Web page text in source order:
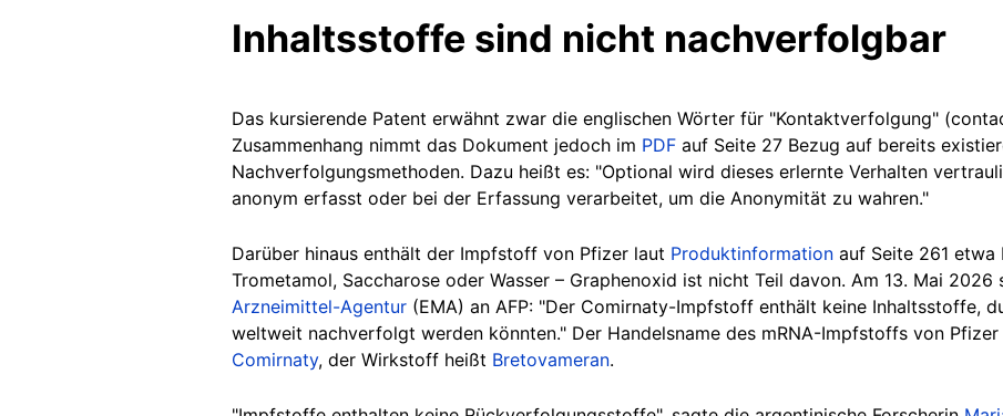
Inhaltsstoffe sind nicht nachverfolgbar
Das kursierende Patent erwähnt zwar die englischen Wörter für "Kontaktverfolgung"
Zusammenhang nimmt das Dokument jedoch im PDF auf Seite 27 Bezug auf bereits
Nachverfolgungsmethoden. Dazu heißt es: "Optional wird dieses erlernte Verhalten
anonym erfasst oder bei der Erfassung verarbeitet, um die Anonymität zu wahren."
Darüber hinaus enthält der Impfstoff von Pfizer laut Produktinformation auf Seite 261
Trometamol, Saccharose oder Wasser – Graphenoxid ist nicht Teil davon. Am 13. Mai 2026
Arzneimittel-Agentur (EMA) an AFP: "Der Comirnaty-Impfstoff enthält keine Inhaltsstoffe,
weltweit nachverfolgt werden könnten." Der Handelsname des mRNA-Impfstoffs von
Comirnaty, der Wirkstoff heißt Bretovameran.